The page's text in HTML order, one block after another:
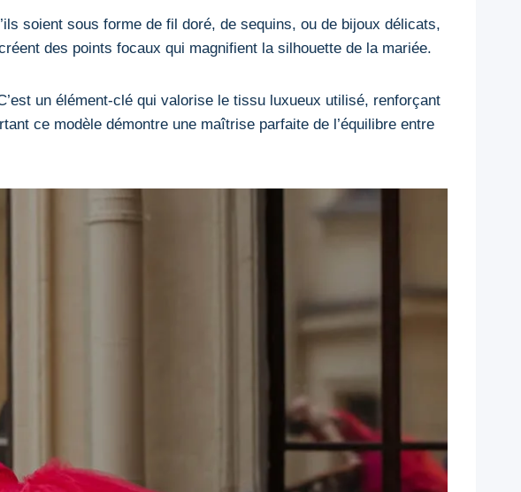
soient sous forme de fil doré, de sequins, ou de bijoux délicats,
des points focaux qui magnifient la silhouette de la mariée.
un élément-clé qui valorise le tissu luxueux utilisé, renforçant
ce modèle démontre une maîtrise parfaite de l’équilibre entre